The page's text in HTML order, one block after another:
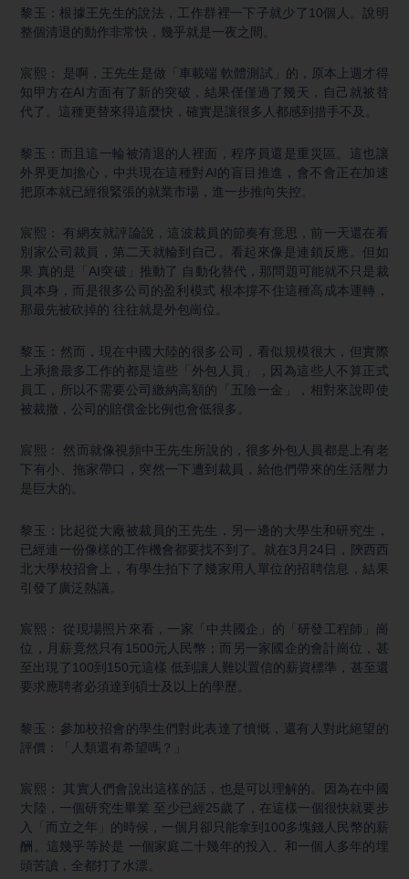
黎玉：根據王先生的說法，工作群裡一下子就少了10個人。說明
整個清退的動作非常快，幾乎就是一夜之間。
宸熙： 是啊，王先生是做「車載端 軟體測試」的，原本上週才得
知甲方在AI方面有了新的突破，結果僅僅過了幾天，自己就被替
代了。這種更替來得這麼快，確實是讓很多人都感到措手不及。
黎玉：而且這一輪被清退的人裡面，程序員還是重災區。這也讓
外界更加擔心，中共現在這種對AI的盲目推進，會不會正在加速
把原本就已經很緊張的就業市場，進一步推向失控。
宸熙： 有網友就評論說，這波裁員的節奏有意思，前一天還在看
別家公司裁員，第二天就輪到自己。看起來像是連鎖反應。但如
果 真的是「AI突破」推動了 自動化替代，那問題可能就不只是裁
員本身，而是很多公司的盈利模式 根本撐不住這種高成本運轉，
那最先被砍掉的 往往就是外包崗位。
黎玉：然而，現在中國大陸的很多公司，看似規模很大，但實際
上承擔最多工作的都是這些「外包人員」，因為這些人不算正式
員工，所以不需要公司繳納高額的「五險一金」，相對來說即使
被裁撤，公司的賠償金比例也會低很多。
宸熙： 然而就像視頻中王先生所說的，很多外包人員都是上有老
下有小、拖家帶口，突然一下遭到裁員，給他們帶來的生活壓力
是巨大的。
黎玉：比起從大廠被裁員的王先生，另一邊的大學生和研究生，
已經連一份像樣的工作機會都要找不到了。就在3月24日，陝西西
北大學校招會上，有學生拍下了幾家用人單位的招聘信息，結果
引發了廣泛熱議。
宸熙： 從現場照片來看，一家「中共國企」的「研發工程師」崗
位，月薪竟然只有1500元人民幣；而另一家國企的會計崗位，甚
至出現了100到150元這樣 低到讓人難以置信的薪資標準，甚至還
要求應聘者必須達到碩士及以上的學歷。
黎玉：參加校招會的學生們對此表達了憤慨，還有人對此絕望的
評價：「人類還有希望嗎？」
宸熙： 其實人們會說出這樣的話，也是可以理解的。因為在中國
大陸，一個研究生畢業 至少已經25歲了，在這樣一個很快就要步
入「而立之年」的時候，一個月卻只能拿到100多塊錢人民幣的薪
酬。這幾乎等於是 一個家庭二十幾年的投入、和一個人多年的埋
頭苦讀，全都打了水漂。